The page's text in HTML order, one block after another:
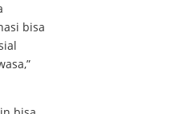
bisa